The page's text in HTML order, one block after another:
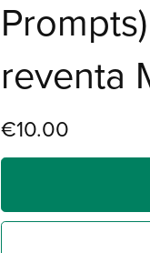
reventa
€10.00